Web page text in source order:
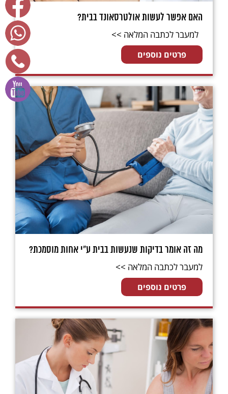
האם אפשר לעשות אולטרסאונד בבית?
למעבר לכתבה המלאה >>
פרטים נוספים
מה זה אומר בדיקות שנעשות בבית ע"י אחות מוסמכת?
למעבר לכתבה המלאה >>
פרטים נוספים